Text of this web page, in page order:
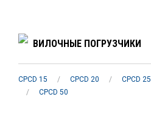
ВИЛОЧНЫЕ ПОГРУЗЧИКИ
CPCD 15 / CPCD 20 / CPCD 25
/
CPCD 50